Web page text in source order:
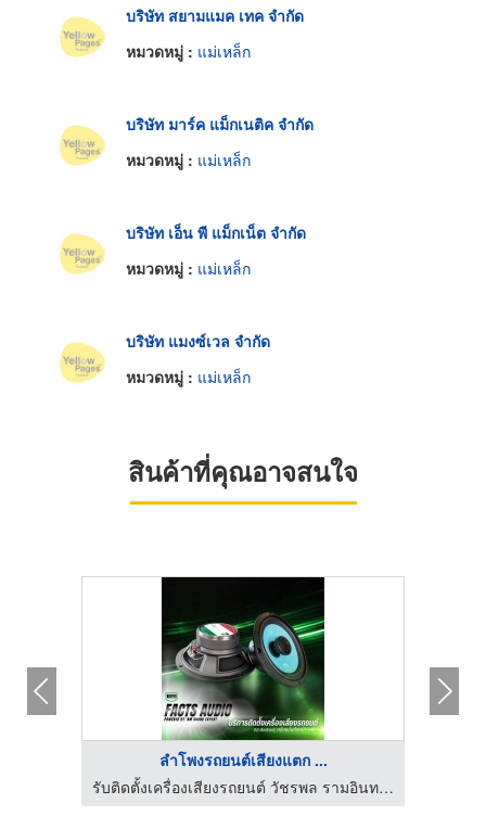
บริษัท สยามแมค เทค จำกัด
หมวดหมู่ : แม่เหล็ก
บริษัท มาร์ค แม็กเนติค จำกัด
หมวดหมู่ : แม่เหล็ก
บริษัท เอ็น พี แม็กเน็ต จำกัด
หมวดหมู่ : แม่เหล็ก
บริษัท แมงซ์เวล จำกัด
หมวดหมู่ : แม่เหล็ก
สินค้าที่คุณอาจสนใจ
ลำโพงรถยนต์เสียงแตก ...
รับติดตั้งเครื่องเสียงรถยนต์ วัชรพล รามอินทรา - Facts Audio